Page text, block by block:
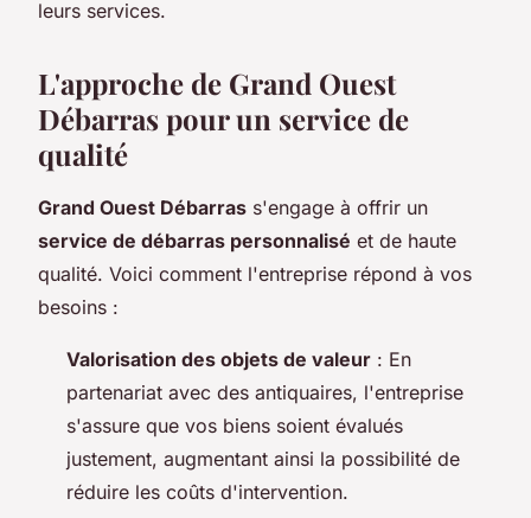
leurs services.
L'approche de Grand Ouest
Débarras pour un service de
qualité
Grand Ouest Débarras s'engage à offrir un
service de débarras personnalisé et de haute
qualité. Voici comment l'entreprise répond à vos
besoins :
Valorisation des objets de valeur : En
partenariat avec des antiquaires, l'entreprise
s'assure que vos biens soient évalués
justement, augmentant ainsi la possibilité de
réduire les coûts d'intervention.